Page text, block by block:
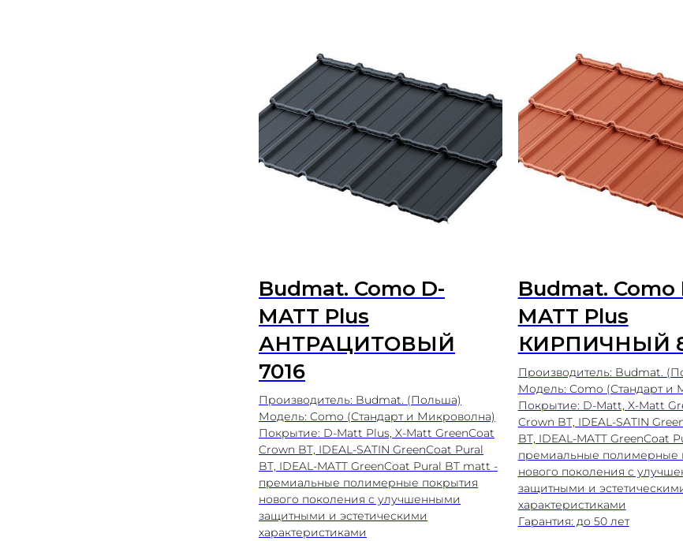
Budmat. Como D-
MATT Plus
АНТРАЦИТОВЫЙ
7016
Производитель: Budmat. (Польша)
Модель: Como (Стандарт и Микроволна)
Покрытие: D-Matt Plus, X-Matt GreenCoat
Crown BT, IDEAL-SATIN GreenCoat Pural
BT, IDEAL-MATT GreenCoat Pural BT matt -
премиальные полимерные покрытия
нового поколения с улучшенными
защитными и эстетическими
характеристиками
Budmat. Como
MATT Plus
КИРПИЧНЫЙ
Производитель: Budmat.
Модель: Como (Стандарт и
Покрытие: D-Matt, X-Matt
Crown BT, IDEAL-SATIN
BT, IDEAL-MATT GreenCoat
премиальные полимерные
нового поколения с
защитными и
характеристиками
Гарантия: до 50 лет